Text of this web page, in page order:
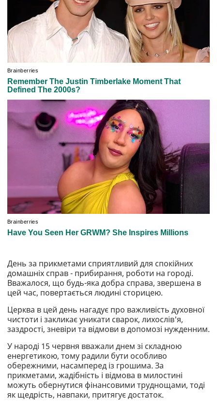
День за прикметами сприятливий для спокійних
домашніх справ - прибирання, роботи на городі.
Вважалося, що будь-яка добра справа, звершена в
цей час, повертається людині сторицею.
Церква в цей день нагадує про важливість духовної
чистоти і закликає уникати сварок, лихослів'я,
заздрості, зневіри та відмови в допомозі нужденним.
У народі 15 червня вважали днем зі складною
енергетикою, тому радили бути особливо
обережними, насамперед із грошима. За
прикметами, жадібність і відмова в милостині
можуть обернутися фінансовими труднощами, тоді
як щедрість, навпаки, притягує достаток.